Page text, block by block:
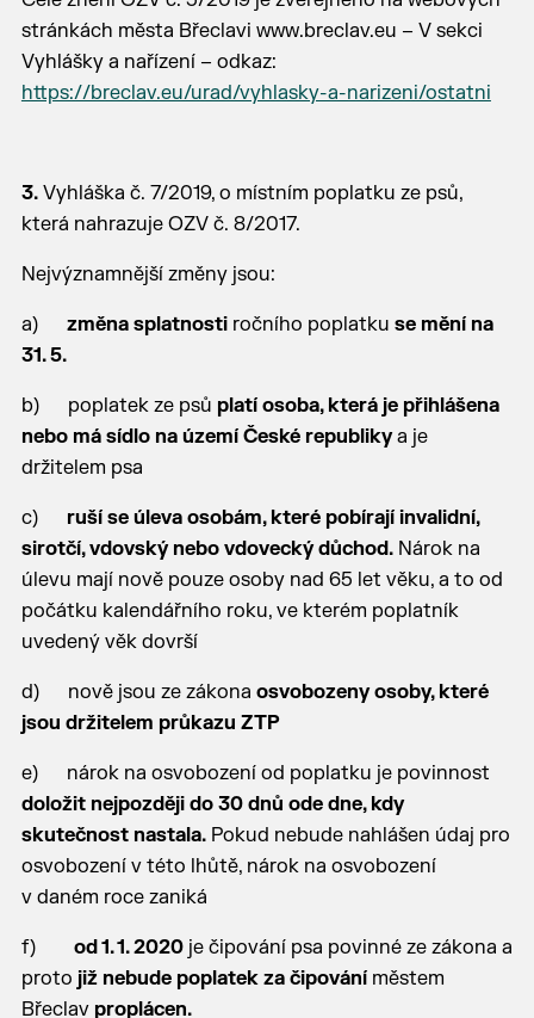
stránkách města Břeclavi www.breclav.eu – V sekci
Vyhlášky a nařízení – odkaz:
https://breclav.eu/urad/vyhlasky-a-narizeni/ostatni
3.Vyhláška č. 7/2019, o místním poplatku ze psů,
která nahrazuje OZV č. 8/2017.
Nejvýznamnější změny jsou:
a) změna splatnostiročního poplatku se mění na
31. 5.
b) poplatek ze psů platí osoba, která je přihlášena
nebo má sídlo na území České republikya je
držitelem psa
c) ruší se úleva osobám, které pobírají invalidní,
sirotčí, vdovský nebo vdovecký důchod.Nárok na
úlevu mají nově pouze osoby nad 65 let věku, a to od
počátku kalendářního roku, ve kterém poplatník
uvedený věk dovrší
d) nově jsou ze zákona osvobozeny osoby, které
jsou držitelem průkazu ZTP
e) nárok na osvobození od poplatku je povinnost
doložit nejpozději do 30 dnů ode dne, kdy
skutečnost nastala.Pokud nebude nahlášen údaj pro
osvobození v této lhůtě, nárok na osvobození
v daném roce zaniká
f) od 1. 1. 2020je čipování psa povinné ze zákona a
proto již nebude poplatek za čipováníměstem
Břeclav proplácen.